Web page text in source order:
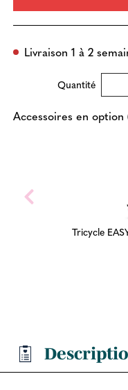
Livraison 1 à 2
Quantité
Accessoires en option
Tricycle